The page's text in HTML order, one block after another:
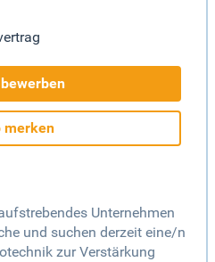
merken
Unternehmen
und suchen derzeit eine/n
zur Verstärkung